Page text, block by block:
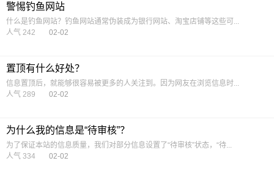
警惕钓鱼网站
什么是钓鱼网站？钓鱼网站通常伪装成为银行网站、淘宝店铺等这些可...
人气 242
02-02
置顶有什么好处？
信息置顶后，就能够很容易被更多的人关注到。因为网友在浏览信息时...
人气 289
02-02
为什么我的信息是“待审核”？
为了保证本站的信息质量，我们对部分信息设置了“待审核”状态，“待...
人气 334
02-02